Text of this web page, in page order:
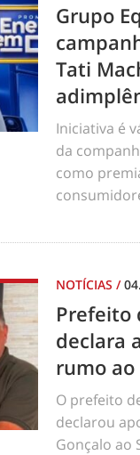
Grupo
Tati
Iniciativa é
da
como
NOTÍCIAS /
Prefeito
declara
rumo ao
O prefeito
declarou
Gonçalo ao